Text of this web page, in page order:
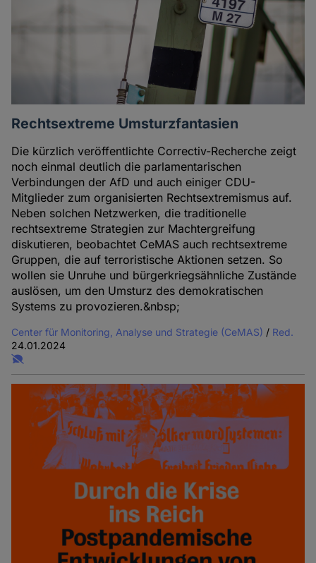
Rechtsextreme Umsturzfantasien
Die kürzlich veröffentlichte Correctiv-Recherche zeigt
noch einmal deutlich die parlamentarischen
Verbindungen der AfD und auch einiger CDU-
Mitglieder zum organisierten Rechtsextremismus auf.
Neben solchen Netzwerken, die traditionelle
rechtsextreme Strategien zur Machtergreifung
diskutieren, beobachtet CeMAS auch rechtsextreme
Gruppen, die auf terroristische Aktionen setzen. So
wollen sie Unruhe und bürgerkriegsähnliche Zustände
auslösen, um den Umsturz des demokratischen
Systems zu provozieren.&nbsp;
Center für Monitoring, Analyse und Strategie (CeMAS) / Red.
24.01.2024